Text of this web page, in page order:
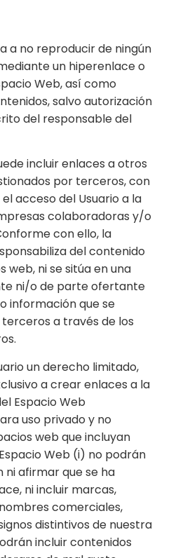
a no reproducir de ningún
un hiperenlace o
Web, así como
salvo autorización
del responsable del
incluir enlaces a otros
por terceros, con
acceso del Usuario a la
colaboradoras y/o
con ello, la
del contenido
web, ni se sitúa en una
ni/o de parte ofertante
información que se
a través de los
un derecho limitado,
a crear enlaces a la
Espacio Web
uso privado y no
web que incluyan
Web (i) no podrán
ni afirmar que se ha
ni incluir marcas,
comerciales,
distintivos de nuestra
incluir contenidos